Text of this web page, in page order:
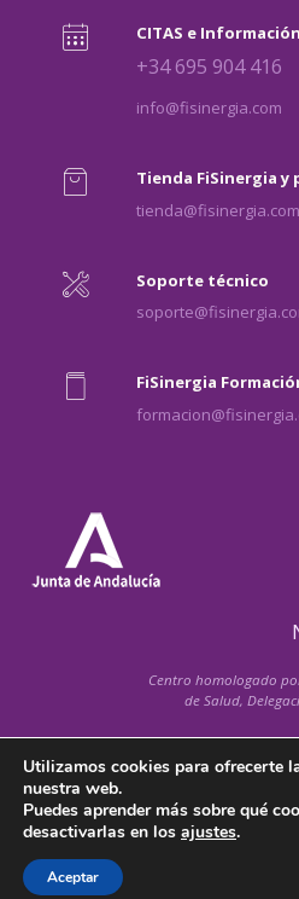
CITAS e
+34 695 904 416
info@fisinergia.com
Tienda FiSinergia
tienda@fisinergia.com
Soporte técnico
FiSinergia
Centro homologado
de Salud,
Todos los derechos reservados
Utilizamos cookies para ofrecerte
nuestra web.
Puedes aprender más sobre qué
desactivarlas en los ajustes.
Aceptar